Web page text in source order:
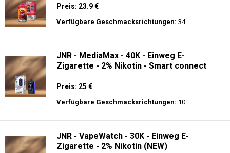
Preis: 23.9 €
Verfügbare Geschmacksrichtungen: 34
JNR - MediaMax - 40K - Einweg E-
Zigarette - 2% Nikotin - Smart connect
Preis: 25 €
Verfügbare Geschmacksrichtungen: 10
JNR - VapeWatch - 30K - Einweg E-
Zigarette - 2% Nikotin (NEW)